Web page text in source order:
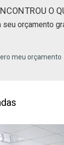
O
seu orçamento
meu orçamento